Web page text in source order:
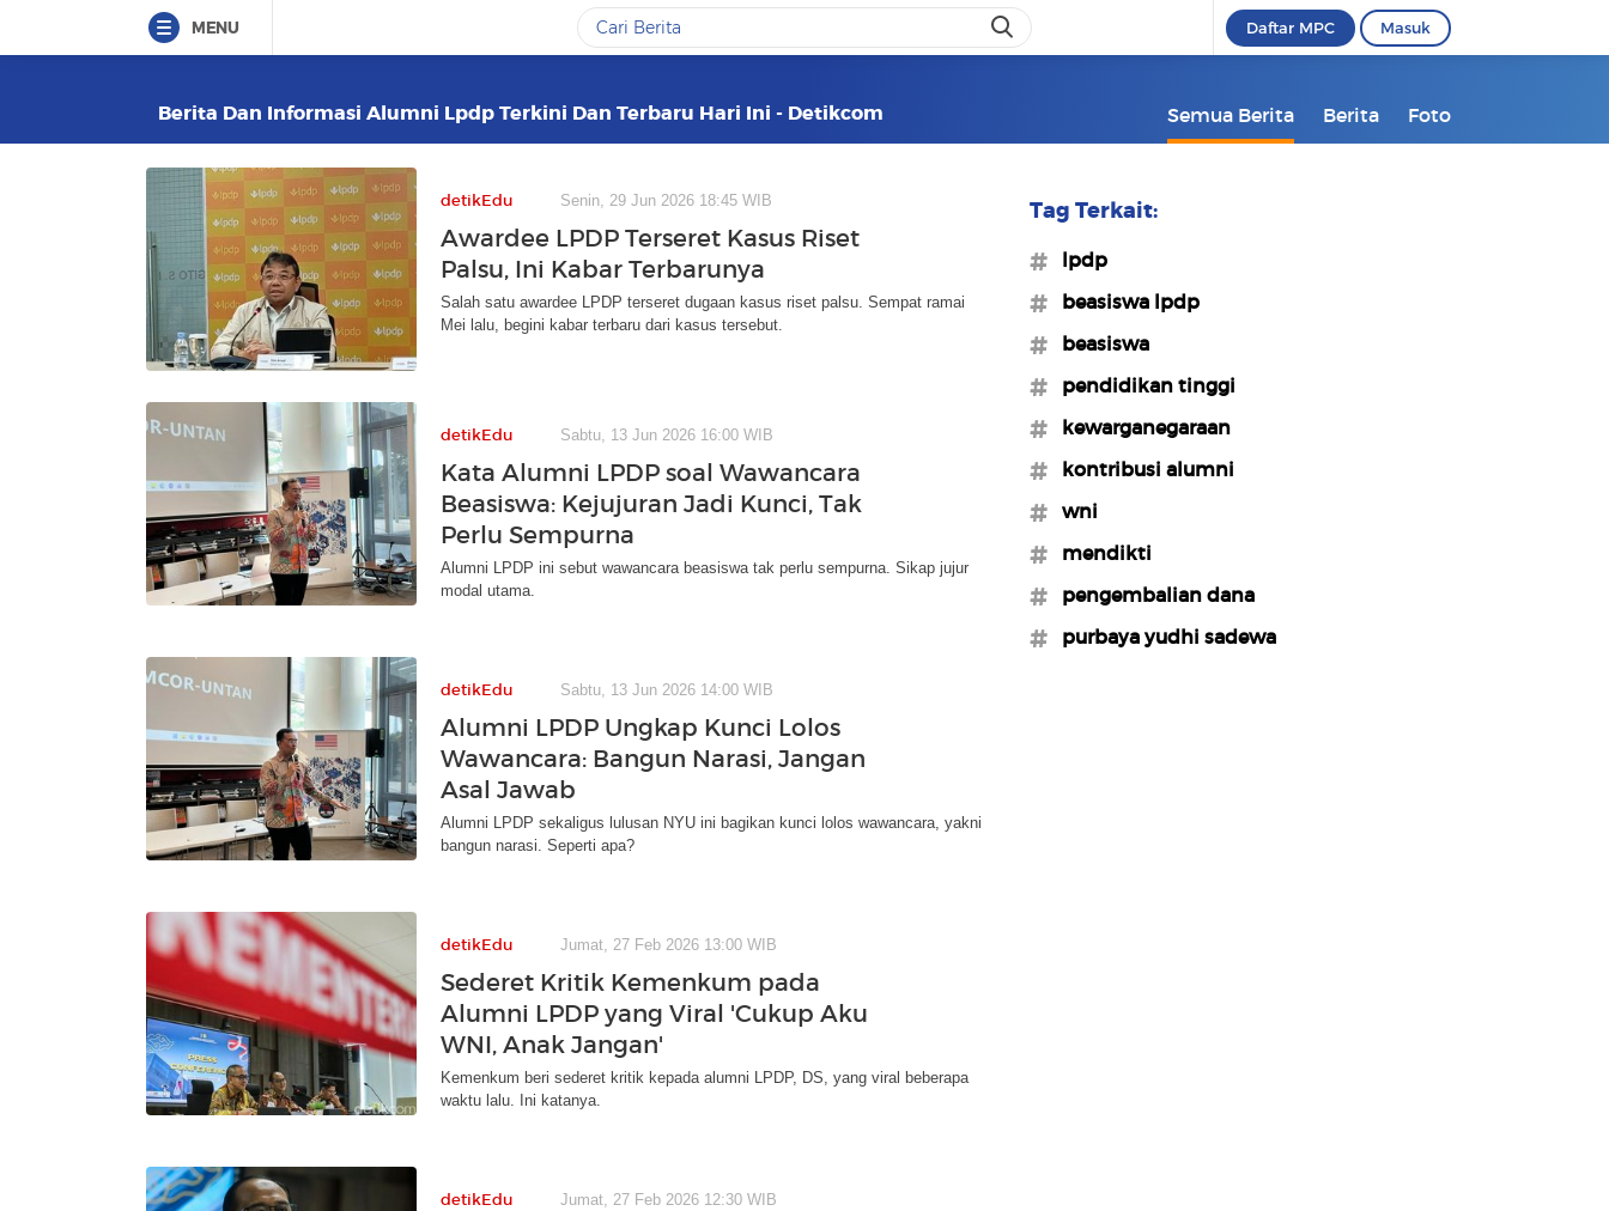
MENU Daftar MPC Masuk
Berita Dan Informasi Alumni Lpdp Terkini Dan Terbaru Hari Ini - Detikcom Semua Berita Berita Foto
detikEdu Senin, 29 Jun 2026 18:45 WIB
Awardee LPDP Terseret Kasus Riset
Palsu, Ini Kabar Terbarunya
Salah satu awardee LPDP terseret dugaan kasus riset palsu. Sempat ramai
Mei lalu, begini kabar terbaru dari kasus tersebut.
detikEdu Sabtu, 13 Jun 2026 16:00 WIB
Kata Alumni LPDP soal Wawancara
Beasiswa: Kejujuran Jadi Kunci, Tak
Perlu Sempurna
Alumni LPDP ini sebut wawancara beasiswa tak perlu sempurna. Sikap jujur
modal utama.
detikEdu Sabtu, 13 Jun 2026 14:00 WIB
Alumni LPDP Ungkap Kunci Lolos
Wawancara: Bangun Narasi, Jangan
Asal Jawab
Alumni LPDP sekaligus lulusan NYU ini bagikan kunci lolos wawancara, yakni
bangun narasi. Seperti apa?
detikEdu Jumat, 27 Feb 2026 13:00 WIB
Sederet Kritik Kemenkum pada
Alumni LPDP yang Viral 'Cukup Aku
WNI, Anak Jangan'
Kemenkum beri sederet kritik kepada alumni LPDP, DS, yang viral beberapa
waktu lalu. Ini katanya.
detikEdu Jumat, 27 Feb 2026 12:30 WIB
Tag Terkait:
#lpdp
#beasiswa lpdp
#beasiswa
#pendidikan tinggi
#kewarganegaraan
#kontribusi alumni
#wni
#mendikti
#pengembalian dana
#purbaya yudhi sadewa